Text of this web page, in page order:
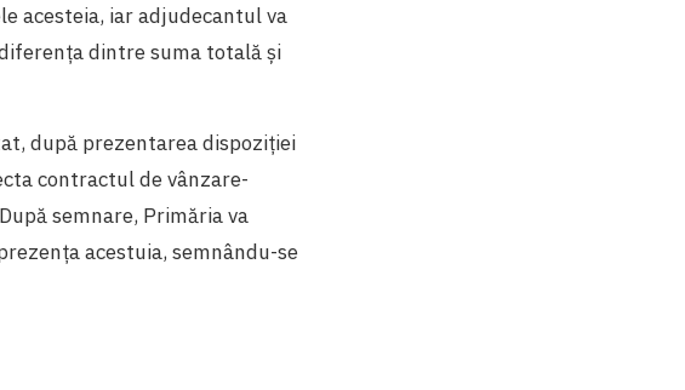
acesteia, iar adjudecantul va
dintre suma totală și
după prezentarea dispoziției
contractul de vânzare-
semnare, Primăria va
acestuia, semnându-se